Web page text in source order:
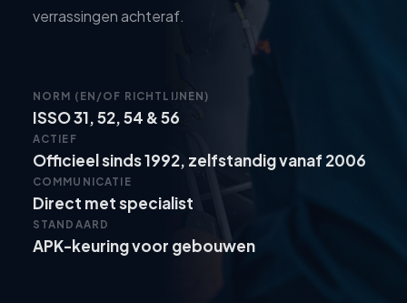
verrassingen achteraf.
NORM (EN/OF RICHTLIJNEN)
ISSO 31, 52, 54 & 56
ACTIEF
Officieel sinds 1992, zelfstandig vanaf 2006
COMMUNICATIE
Direct met specialist
STANDAARD
APK-keuring voor gebouwen